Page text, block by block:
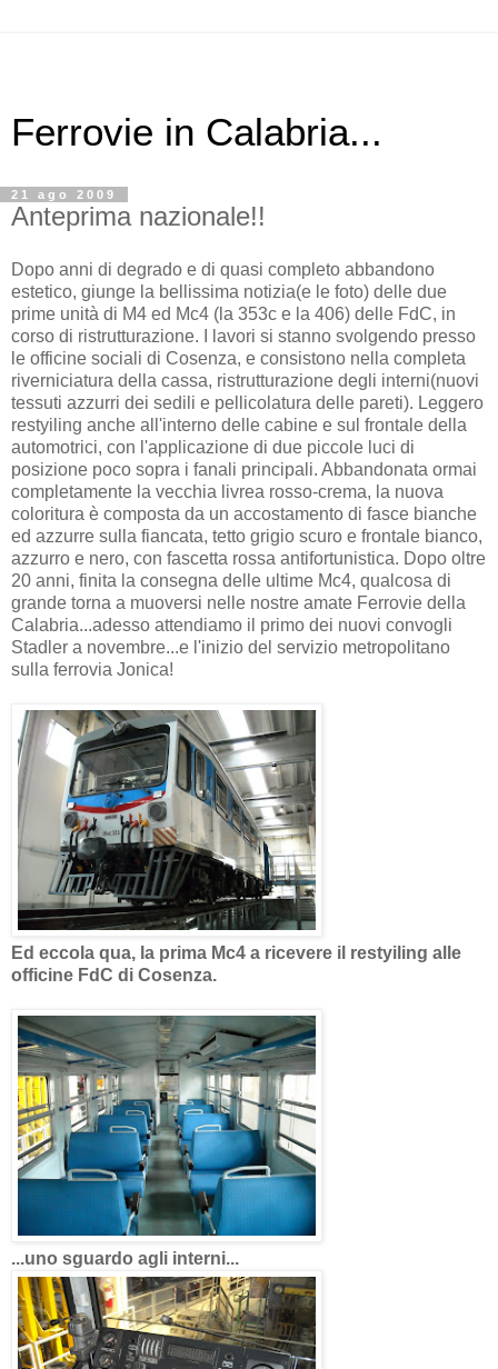
Ferrovie in Calabria...
21 ago 2009
Anteprima nazionale!!
Dopo anni di degrado e di quasi completo abbandono
estetico, giunge la bellissima notizia(e le foto) delle due
prime unità di M4 ed Mc4 (la 353c e la 406) delle FdC, in
corso di ristrutturazione. I lavori si stanno svolgendo presso
le officine sociali di Cosenza, e consistono nella completa
riverniciatura della cassa, ristrutturazione degli interni(nuovi
tessuti azzurri dei sedili e pellicolatura delle pareti). Leggero
restyiling anche all'interno delle cabine e sul frontale della
automotrici, con l'applicazione di due piccole luci di
posizione poco sopra i fanali principali. Abbandonata ormai
completamente la vecchia livrea rosso-crema, la nuova
coloritura è composta da un accostamento di fasce bianche
ed azzurre sulla fiancata, tetto grigio scuro e frontale bianco,
azzurro e nero, con fascetta rossa antifortunistica. Dopo oltre
20 anni, finita la consegna delle ultime Mc4, qualcosa di
grande torna a muoversi nelle nostre amate Ferrovie della
Calabria...adesso attendiamo il primo dei nuovi convogli
Stadler a novembre...e l'inizio del servizio metropolitano
sulla ferrovia Jonica!
Ed eccola qua, la prima Mc4 a ricevere il restyiling alle
officine FdC di Cosenza.
...uno sguardo agli interni...